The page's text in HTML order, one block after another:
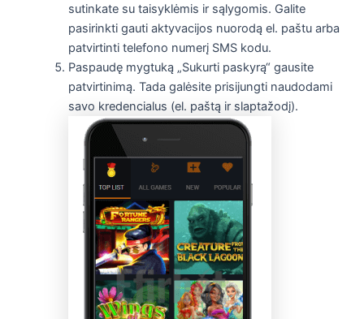
sutinkate su taisyklėmis ir sąlygomis. Galite
pasirinkti gauti aktyvacijos nuorodą el. paštu arba
patvirtinti telefono numerį SMS kodu.
Paspaudę mygtuką „Sukurti paskyrą“ gausite
patvirtinimą. Tada galėsite prisijungti naudodami
savo kredencialus (el. paštą ir slaptažodį).